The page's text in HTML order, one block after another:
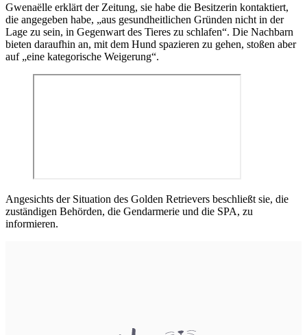
Gwenaëlle erklärt der Zeitung, sie habe die Besitzerin kontaktiert,
die angegeben habe, „aus gesundheitlichen Gründen nicht in der
Lage zu sein, in Gegenwart des Tieres zu schlafen“. Die Nachbarn
bieten daraufhin an, mit dem Hund spazieren zu gehen, stoßen aber
auf „eine kategorische Weigerung“.
Angesichts der Situation des Golden Retrievers beschließt sie, die
zuständigen Behörden, die Gendarmerie und die SPA, zu
informieren.